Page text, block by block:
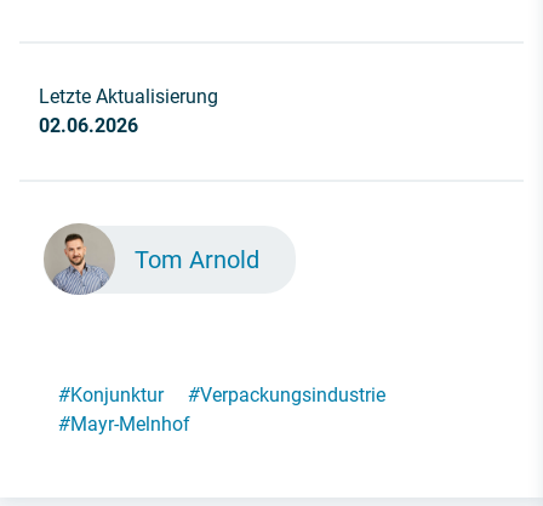
Letzte Aktualisierung
02.06.2026
Tom Arnold
#Konjunktur #Verpackungsindustrie
#Mayr-Melnhof